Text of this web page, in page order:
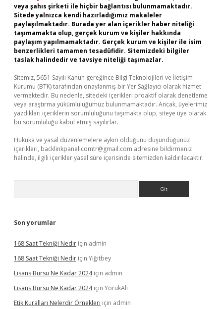
veya şahıs şirketi ile hiçbir bağlantısı bulunmamaktadır.
Sitede yalnızca kendi hazırladığımız makaleler
paylaşılmaktadır. Burada yer alan içerikler haber niteliği
taşımamakta olup, gerçek kurum ve kişiler hakkında
paylaşım yapılmamaktadır. Gerçek kurum ve kişiler ile isim
benzerlikleri tamamen tesadüfidir. Sitemizdeki bilgiler
taslak halindedir ve tavsiye niteliği taşımazlar.
Sitemiz, 5651 Sayılı Kanun gereğince Bilgi Teknolojileri ve İletişim
Kurumu (BTK) tarafından onaylanmış bir Yer Sağlayıcı olarak hizmet
vermektedir. Bu nedenle, sitedeki içerikleri proaktif olarak denetleme
veya araştırma yükümlülüğümüz bulunmamaktadır. Ancak, üyelerimiz
yazdıkları içeriklerin sorumluluğunu taşımakta olup, siteye üye olarak
bu sorumluluğu kabul etmiş sayılırlar.
Hukuka ve yasal düzenlemelere aykırı olduğunu düşündüğünüz
içerikleri, backlinkpanelicomtr@gmail.com adresine bildirmeniz
halinde, ilgili içerikler yasal süre içerisinde sitemizden kaldırılacaktır.
Son yorumlar
168 Saat Tekniği Nedir için admin
168 Saat Tekniği Nedir için Yiğitbey
Lisans Bursu Ne Kadar 2024için admin
Lisans Bursu Ne Kadar 2024için YörükAli
Etik Kuralları Nelerdir Örnekleri için admin